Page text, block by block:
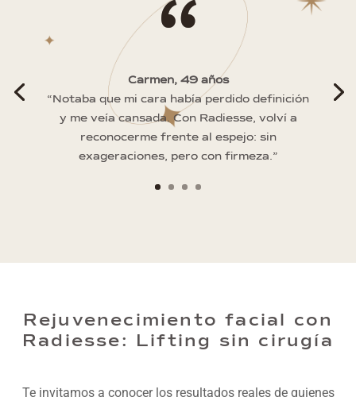
“
Carmen, 49 años
“Notaba que mi cara había perdido definición
y me veía cansada. Con Radiesse, volví a
reconocerme frente al espejo: sin
exageraciones, pero con firmeza.”
Rejuvenecimiento facial con
Radiesse: Lifting sin cirugía
Te invitamos a conocer los resultados reales de quienes